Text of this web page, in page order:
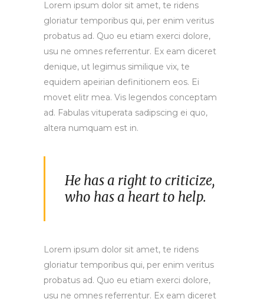
Lorem ipsum dolor sit amet, te ridens
gloriatur temporibus qui, per enim veritus
probatus ad. Quo eu etiam exerci dolore,
usu ne omnes referrentur. Ex eam diceret
denique, ut legimus similique vix, te
equidem apeirian definitionem eos. Ei
movet elitr mea. Vis legendos conceptam
ad. Fabulas vituperata sadipscing ei quo,
altera numquam est in.
He has a right to criticize,
who has a heart to help.
Lorem ipsum dolor sit amet, te ridens
gloriatur temporibus qui, per enim veritus
probatus ad. Quo eu etiam exerci dolore,
usu ne omnes referrentur. Ex eam diceret